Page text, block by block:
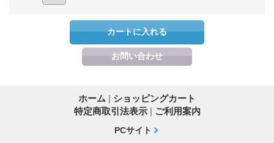
ホーム | ショッピングカート
特定商取引法表示 | ご利用案内
PCサイト